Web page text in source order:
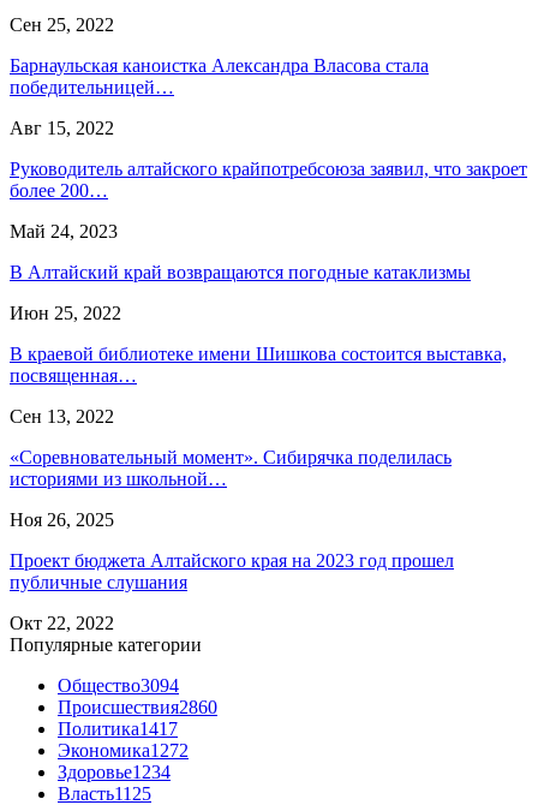
Сен 25, 2022
Барнаульская каноистка Александра Власова стала
победительницей…
Авг 15, 2022
Руководитель алтайского крайпотребсоюза заявил, что закроет
более 200…
Май 24, 2023
В Алтайский край возвращаются погодные катаклизмы
Июн 25, 2022
В краевой библиотеке имени Шишкова состоится выставка,
посвященная…
Сен 13, 2022
«Соревновательный момент». Сибирячка поделилась
историями из школьной…
Ноя 26, 2025
Проект бюджета Алтайского края на 2023 год прошел
публичные слушания
Окт 22, 2022
Популярные категории
Общество3094
Происшествия2860
Политика1417
Экономика1272
Здоровье1234
Власть1125